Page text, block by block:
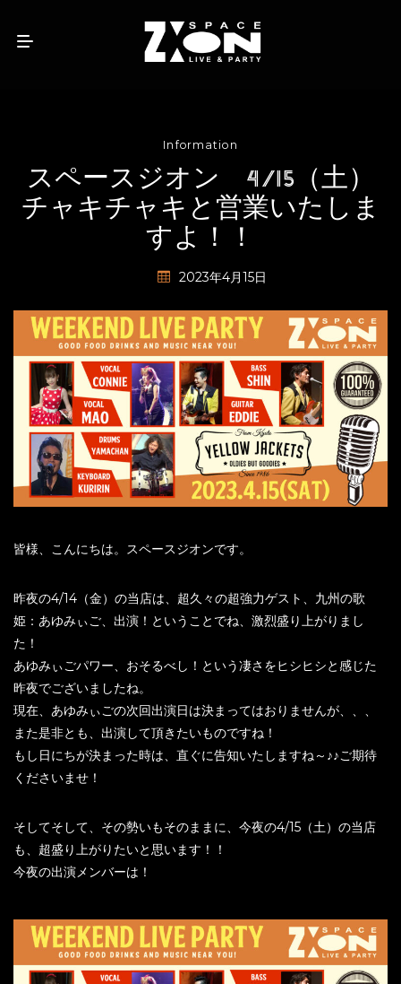
Information
スペースジオン 4/15（土）
チャキチャキと営業いたしま
すよ！！
2023年4月15日
皆様、こんにちは。スペースジオンです。
昨夜の4/14（金）の当店は、超久々の超強力ゲスト、九州の歌
姫：あゆみぃご、出演！ということでね、激烈盛り上がりまし
た！
あゆみぃごパワー、おそるべし！という凄さをヒシヒシと感じた
昨夜でございましたね。
現在、あゆみぃごの次回出演日は決まってはおりませんが、、、
また是非とも、出演して頂きたいものですね！
もし日にちが決まった時は、直ぐに告知いたしますね～♪♪ご期待
くださいませ！
そしてそして、その勢いもそのままに、今夜の4/15（土）の当店
も、超盛り上がりたいと思います！！
今夜の出演メンバーは！